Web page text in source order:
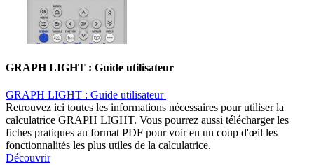
GRAPH LIGHT : Guide utilisateur ​
GRAPH LIGHT : Guide utilisateur ​
Retrouvez ici toutes les informations nécessaires pour utiliser la
calculatrice GRAPH LIGHT. Vous pourrez aussi télécharger les
fiches pratiques au format PDF pour voir en un coup d'œil les
fonctionnalités les plus utiles de la calculatrice.
Découvrir